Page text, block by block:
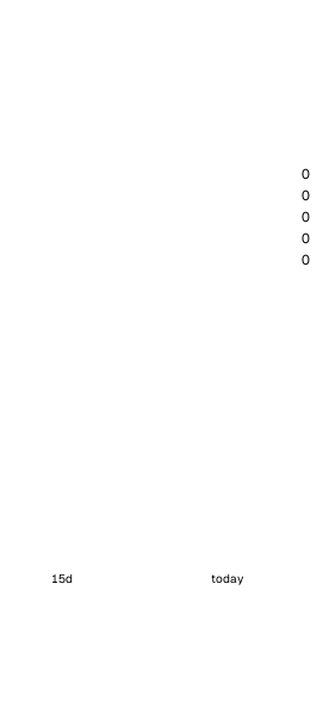
0
0
0
0
0
15d today